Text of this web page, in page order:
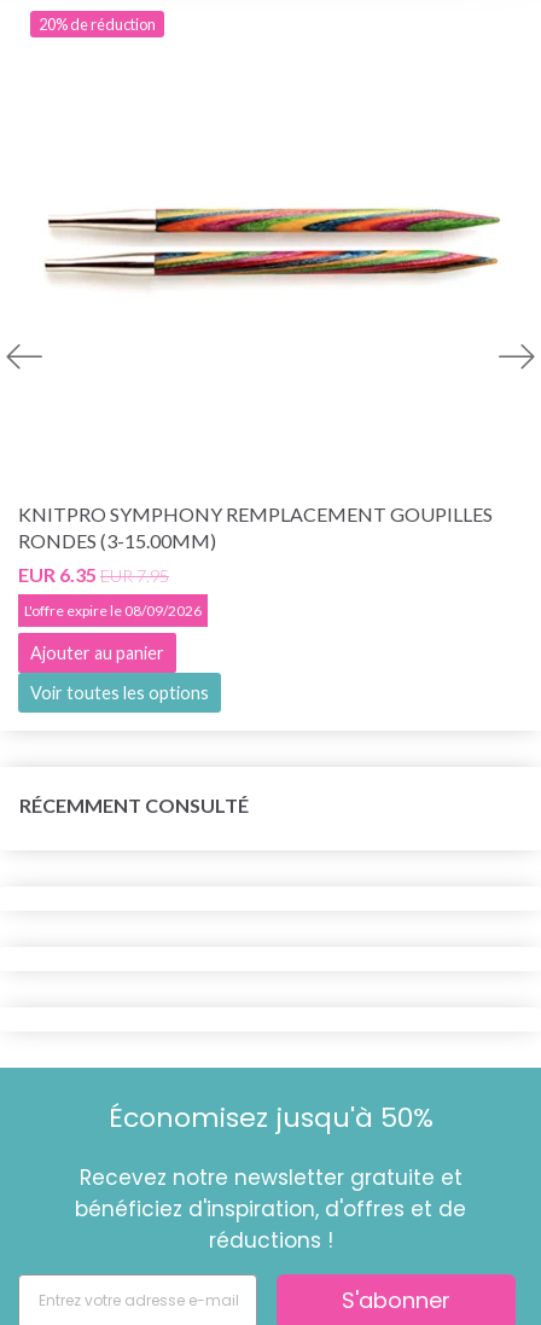
20% de réduction
KNITPRO SYMPHONY REMPLACEMENT GOUPILLES
RONDES (3-15.00MM)
EUR 6.35 EUR 7.95
L'offre expire le 08/09/2026
Ajouter au panier
Voir toutes les options
RÉCEMMENT CONSULTÉ
Économisez jusqu'à 50%
Recevez notre newsletter gratuite et
bénéficiez d'inspiration, d'offres et de
réductions !
S'abonner